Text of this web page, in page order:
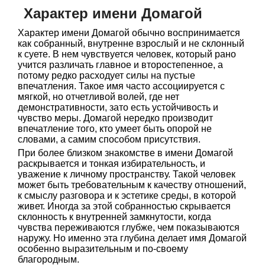
Характер имени Домагой
Характер имени Домагой обычно воспринимается
как собранный, внутренне взрослый и не склонный
к суете. В нем чувствуется человек, который рано
учится различать главное и второстепенное, а
потому редко расходует силы на пустые
впечатления. Такое имя часто ассоциируется с
мягкой, но отчетливой волей, где нет
демонстративности, зато есть устойчивость и
чувство меры. Домагой нередко производит
впечатление того, кто умеет быть опорой не
словами, а самим способом присутствия.
При более близком знакомстве в имени Домагой
раскрывается и тонкая избирательность, и
уважение к личному пространству. Такой человек
может быть требовательным к качеству отношений,
к смыслу разговора и к эстетике среды, в которой
живет. Иногда за этой собранностью скрывается
склонность к внутренней замкнутости, когда
чувства переживаются глубже, чем показываются
наружу. Но именно эта глубина делает имя Домагой
особенно выразительным и по-своему
благородным.